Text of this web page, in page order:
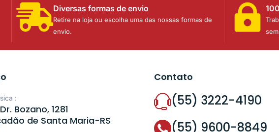
Diversas formas de envio
Retire na loja ou escolha uma das nossas formas de
envio.
:
Bozano, 1281
de Santa Maria-RS
Contato
(55) 3222-4190
(55) 9600-8849